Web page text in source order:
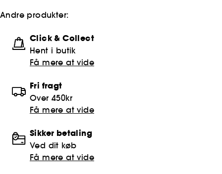
Andre produkter:
Click & Collect
Hent i butik
Få mere at vide
Fri fragt
Over 450kr
Få mere at vide
Sikker betaling
Ved dit køb
Få mere at vide